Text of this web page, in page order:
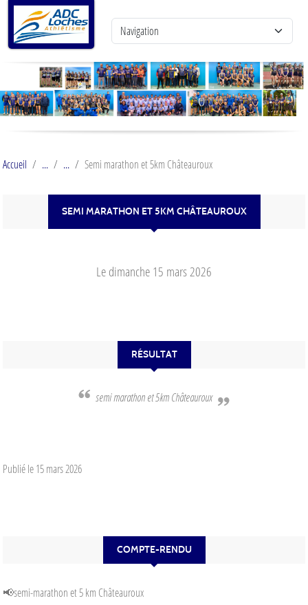
Accueil Semi marathon et 5km Châteauroux
SEMI MARATHON ET 5KM CHÂTEAUROUX
Le dimanche 15 mars 2026
RÉSULTAT
semi marathon et 5km Châteauroux
Publié le15 mars 2026
COMPTE-RENDU
📢semi-marathon et 5 km Châteauroux
Panneau de gestion des cookies